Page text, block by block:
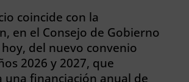
coincide con la
en el Consejo de Gobierno
del nuevo convenio
2026 y 2027, que
una financiación anual de